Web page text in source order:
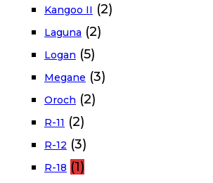
Kangoo II (2)
Laguna (2)
Logan (5)
Megane (3)
Oroch (2)
R-11 (2)
R-12 (3)
R-18 (1)